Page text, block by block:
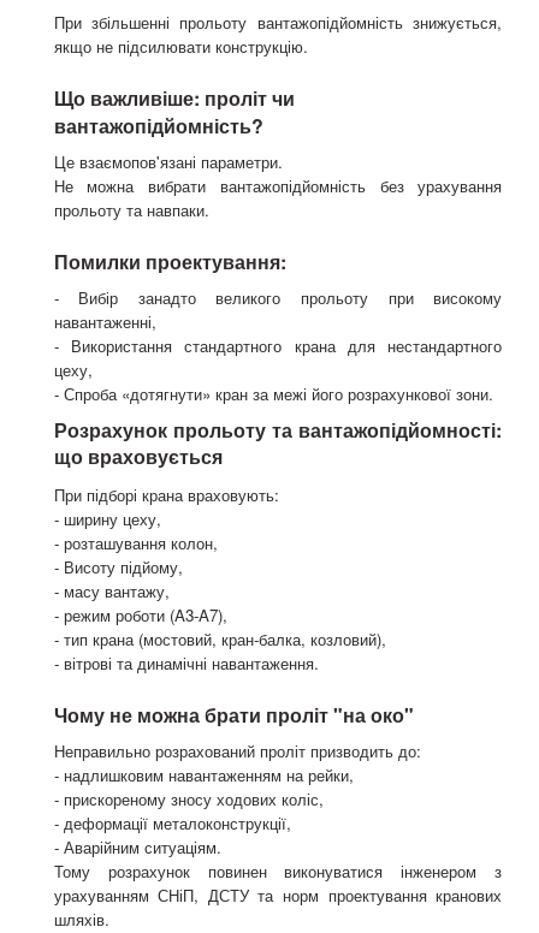
При збільшенні прольоту вантажопідйомність знижується,
якщо не підсилювати конструкцію.
Що важливіше: проліт чи
вантажопідйомність?
Це взаємопов'язані параметри.
Не можна вибрати вантажопідйомність без урахування
прольоту та навпаки.
Помилки проектування:
- Вибір занадто великого прольоту при високому
навантаженні,
- Використання стандартного крана для нестандартного
цеху,
- Спроба «дотягнути» кран за межі його розрахункової зони.
Розрахунок прольоту та вантажопідйомності:
що враховується
При підборі крана враховують:
- ширину цеху,
- розташування колон,
- Висоту підйому,
- масу вантажу,
- режим роботи (A3-A7),
- тип крана (мостовий, кран-балка, козловий),
- вітрові та динамічні навантаження.
Чому не можна брати проліт "на око"
Неправильно розрахований проліт призводить до:
- надлишковим навантаженням на рейки,
- прискореному зносу ходових коліс,
- деформації металоконструкції,
- Аварійним ситуаціям.
Тому розрахунок повинен виконуватися інженером з
урахуванням СНіП, ДСТУ та норм проектування кранових
шляхів.